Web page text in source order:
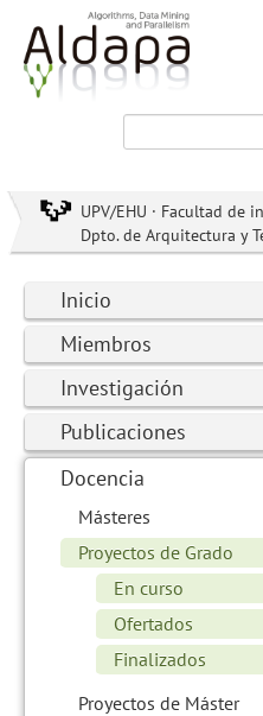
UPV/EHU · Facultad de
Dpto. de Arquitectura y
Inicio
Miembros
Investigación
Publicaciones
Docencia
Másteres
Proyectos de Grado
En curso
Ofertados
Finalizados
Proyectos de Máster